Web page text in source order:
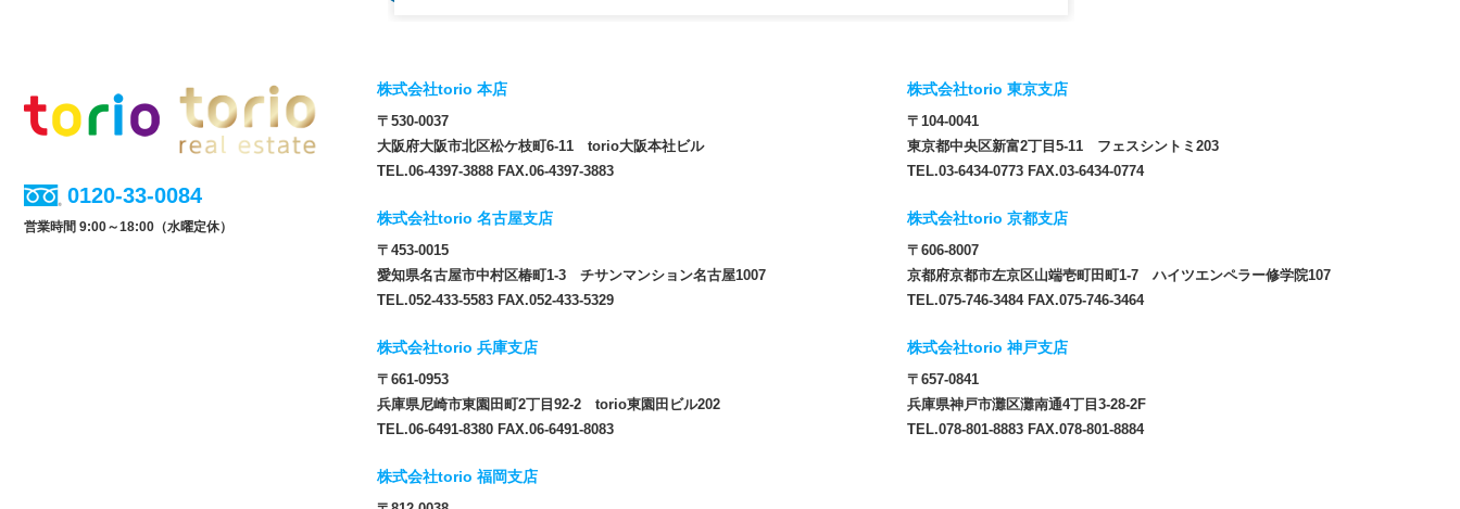
0120-33-0084
営業時間 9:00～18:00（水曜定休）
株式会社torio 本店
〒530-0037
大阪府大阪市北区松ケ枝町6-11 torio大阪本社ビル
TEL.06-4397-3888 FAX.06-4397-3883
株式会社torio 東京支店
〒104-0041
東京都中央区新富2丁目5-11 フェスシントミ203
TEL.03-6434-0773 FAX.03-6434-0774
株式会社torio 名古屋支店
〒453-0015
愛知県名古屋市中村区椿町1-3 チサンマンション名古屋1007
TEL.052-433-5583 FAX.052-433-5329
株式会社torio 京都支店
〒606-8007
京都府京都市左京区山端壱町田町1-7 ハイツエンペラー修学院107
TEL.075-746-3484 FAX.075-746-3464
株式会社torio 兵庫支店
〒661-0953
兵庫県尼崎市東園田町2丁目92-2 torio東園田ビル202
TEL.06-6491-8380 FAX.06-6491-8083
株式会社torio 神戸支店
〒657-0841
兵庫県神戸市灘区灘南通4丁目3-28-2F
TEL.078-801-8883 FAX.078-801-8884
株式会社torio 福岡支店